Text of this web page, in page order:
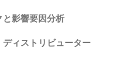
と影響要因分析
ィストリビューター